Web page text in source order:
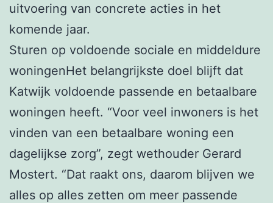
uitvoering van concrete acties in het
komende jaar.
Sturen op voldoende sociale en middeldure
woningenHet belangrijkste doel blijft dat
Katwijk voldoende passende en betaalbare
woningen heeft. “Voor veel inwoners is het
vinden van een betaalbare woning een
dagelijkse zorg”, zegt wethouder Gerard
Mostert. “Dat raakt ons, daarom blijven we
alles op alles zetten om meer passende